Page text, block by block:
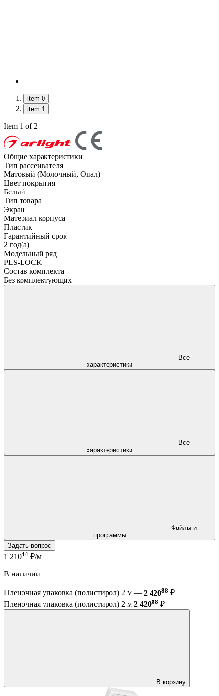
item 0
item 1
Item 1 of 2
Общие характеристики
Тип рассеивателя
Матовый (Молочный, Опал)
Цвет покрытия
Белый
Тип товара
Экран
Материал корпуса
Пластик
Гарантийный срок
2 год(а)
Модельный ряд
PLS-LOCK
Состав комплекта
Без комплектующих
характеристики
характеристики
программы
Задать вопрос
1 21044 ₽/м
В наличии
Пленочная упаковка (полистирол) 2 м — 2 42088 ₽
Пленочная упаковка (полистирол) 2 м 2 42088 ₽
В корзину